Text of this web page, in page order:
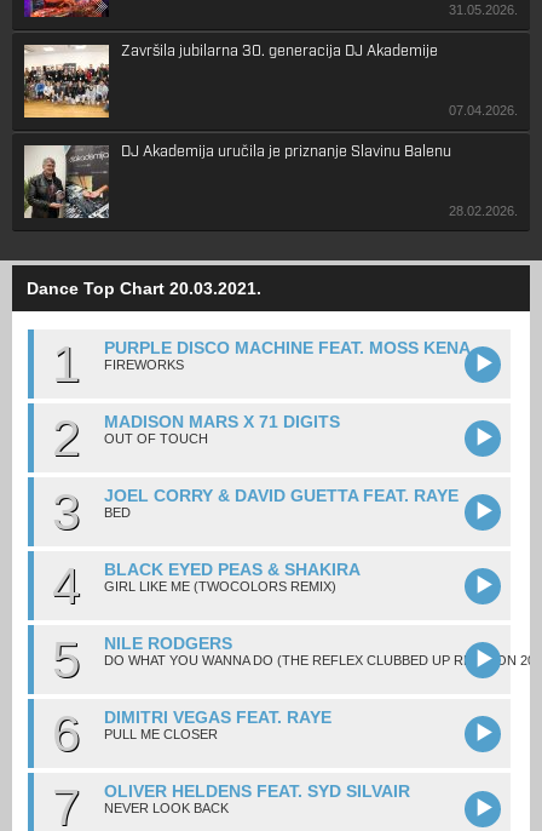
31.05.2026.
Završila jubilarna 30. generacija DJ Akademije
07.04.2026.
DJ Akademija uručila je priznanje Slavinu Balenu
28.02.2026.
Dance Top Chart 20.03.2021.
1 PURPLE DISCO MACHINE FEAT. MOSS KENA
FIREWORKS
2 MADISON MARS X 71 DIGITS
OUT OF TOUCH
3 JOEL CORRY & DAVID GUETTA FEAT. RAYE
BED
4 BLACK EYED PEAS & SHAKIRA
GIRL LIKE ME (TWOCOLORS REMIX)
5 NILE RODGERS
DO WHAT YOU WANNA DO (THE REFLEX CLUBBED UP REVISION
6 DIMITRI VEGAS FEAT. RAYE
PULL ME CLOSER
7 OLIVER HELDENS FEAT. SYD SILVAIR
NEVER LOOK BACK